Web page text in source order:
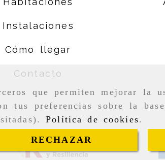
que permiten mejorar la
tus preferencias sobre la
Política de cookies.
RECHAZAR
Instalaciones
Cómo llegar
Contacto